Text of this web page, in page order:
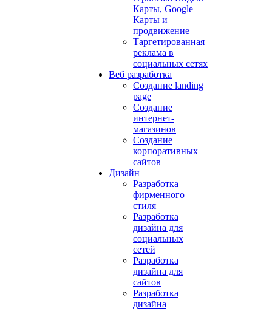
Карты, Google
Карты и
продвижение
Таргетированная
реклама в
социальных сетях
Веб разработка
Создание landing
page
Создание
интернет-
магазинов
Создание
корпоративных
сайтов
Дизайн
Разработка
фирменного
стиля
Разработка
дизайна для
социальных
сетей
Разработка
дизайна для
сайтов
Разработка
дизайна